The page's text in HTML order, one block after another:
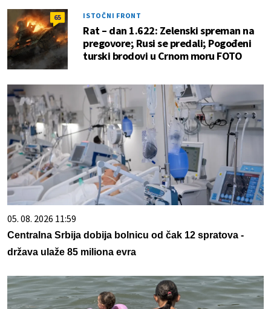
65 ISTOČNI FRONT
Rat – dan 1.622: Zelenski spreman na
pregovore; Rusi se predali; Pogođeni
turski brodovi u Crnom moru FOTO
05. 08. 2026 11:59
Centralna Srbija dobija bolnicu od čak 12 spratova -
država ulaže 85 miliona evra